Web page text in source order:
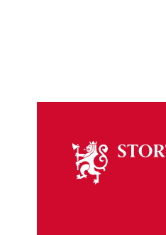
stortinget